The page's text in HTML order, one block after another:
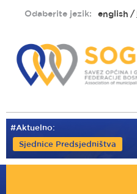
sadržaj
Odaberite jezik: english
#Aktuelno:
Sjednice Predsjedništva